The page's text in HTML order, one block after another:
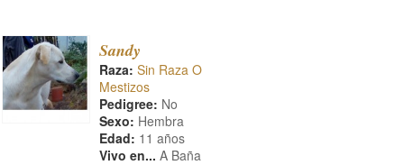
Sandy
Raza: Sin Raza O
Mestizos
Pedigree: No
Sexo: Hembra
Edad: 11 años
Vivo en... A Baña